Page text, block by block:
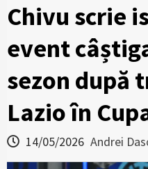
Chivu scrie
event
sezon după
Lazio în
14/05/2026 Andrei